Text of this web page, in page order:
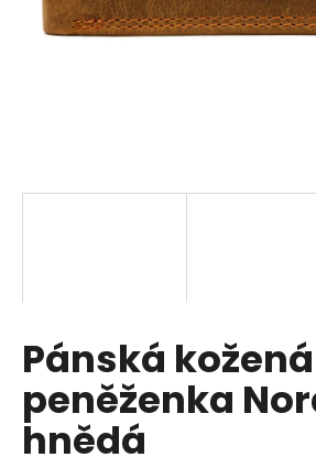
Pánská kožená
peněženka
hnědá
D
o
p
o
r